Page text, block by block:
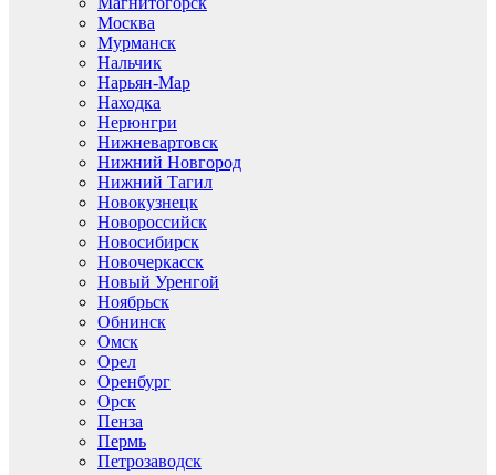
Москва
Мурманск
Нальчик
Нарьян-Мар
Находка
Нерюнгри
Нижневартовск
Нижний Новгород
Нижний Тагил
Новокузнецк
Новороссийск
Новосибирск
Новочеркасск
Новый Уренгой
Ноябрьск
Обнинск
Омск
Орел
Оренбург
Орск
Пенза
Пермь
Петрозаводск